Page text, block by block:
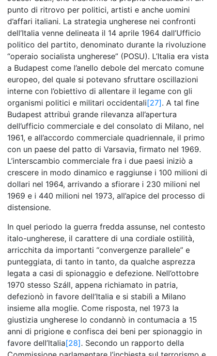
punto di ritrovo per politici, artisti e anche uomini
d’affari italiani. La strategia ungherese nei confronti
dell’Italia venne delineata il 14 aprile 1964 dall’Ufficio
politico del partito, denominato durante la rivoluzione
“operaio socialista ungherese” (POSU). L’Italia era vista
a Budapest come l’anello debole del mercato comune
europeo, del quale si potevano sfruttare oscillazioni
interne con l’obiettivo di allentare il legame con gli
organismi politici e militari occidentali[27]. A tal fine
Budapest attribuì grande rilevanza all’apertura
dell’ufficio commerciale e del consolato di Milano, nel
1961, e all’accordo commerciale quadriennale, il primo
con un paese del patto di Varsavia, firmato nel 1969.
L’interscambio commerciale fra i due paesi iniziò a
crescere in modo dinamico e raggiunse i 100 milioni di
dollari nel 1964, arrivando a sfiorare i 230 milioni nel
1969 e i 440 milioni nel 1973, all’apice del processo di
distensione.
In quel periodo la guerra fredda assunse, nel contesto
italo-ungherese, il carattere di una cordiale ostilità,
arricchita da importanti “convergenze parallele” e
punteggiata, di tanto in tanto, da qualche asprezza
legata a casi di spionaggio e defezione. Nell’ottobre
1970 stesso Száll, appena richiamato in patria,
defezionò in favore dell’Italia e si stabilì a Milano
insieme alla moglie. Come risposta, nel 1973 la
giustizia ungherese lo condannò in contumacia a 15
anni di prigione e confisca dei beni per spionaggio in
favore dell’Italia[28]. Secondo un rapporto della